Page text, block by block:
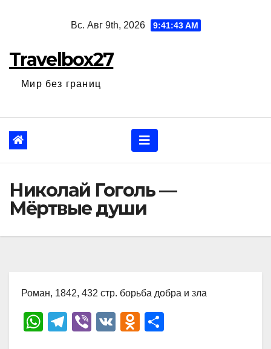
Вс. Авг 9th, 2026 9:41:44 AM
Travelbox27
Мир без границ
Николай Гоголь —
Мёртвые души
Роман, 1842, 432 стр. борьба добра и зла
W
T
Vi
V
O